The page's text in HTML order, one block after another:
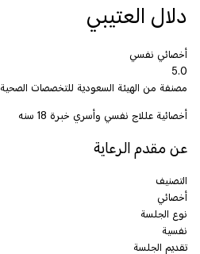
دلال العتيبي
أخصائي نفسي
5.0
مصنفة من الهيئة السعودية للتخصصات الصحية
أخصائية عللاج نفسي وأسري خبرة 18 سنه
عن مقدم الرعاية
التصنيف
أخصائي
نوع الجلسة
نفسية
تقديم الجلسة